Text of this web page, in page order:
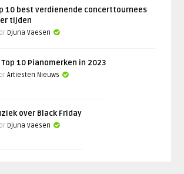
10 best verdienende concerttournees
tijden
Djuna Vaesen
Top 10 Pianomerken in 2023
Artiesten Nieuws
over Black Friday
Djuna Vaesen